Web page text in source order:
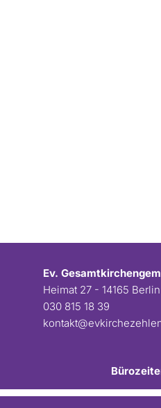
Ev.
Heimat 27 - 14165 Berlin
030 815 18 39